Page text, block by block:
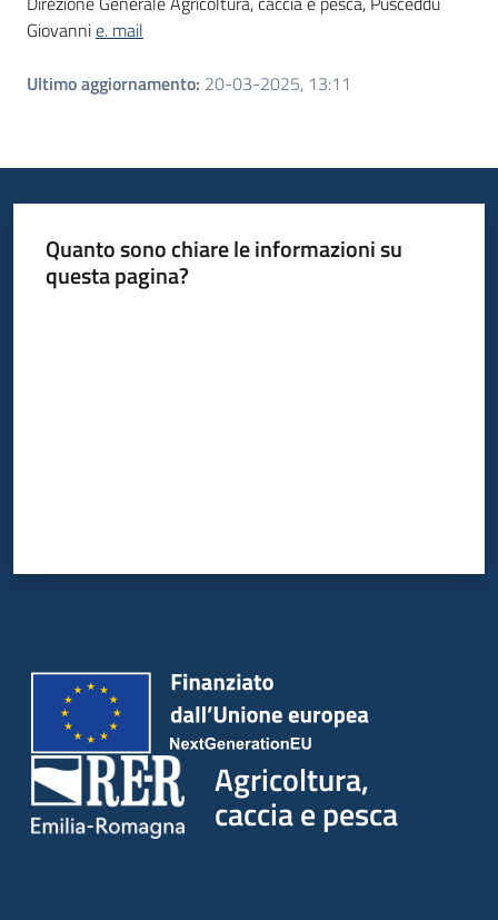
Giovannie. mail
Ultimo aggiornamento: 20-03-2025, 13:11
Quanto sono chiare le informazioni su
questa pagina?
Agricoltura,
caccia e pesca